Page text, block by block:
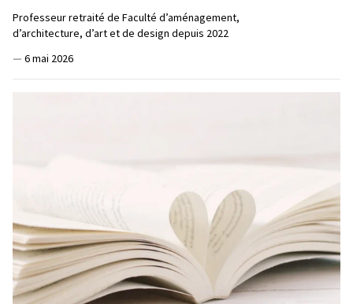
Professeur retraité de Faculté d’aménagement,
d’architecture, d’art et de design depuis 2022
— 6 mai 2026